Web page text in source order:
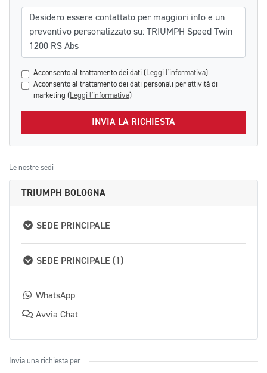
Messaggio
Acconsento al trattamento dei dati ( Leggi l'informativa)
Acconsento al trattamento dei dati personali per attività di
marketing ( Leggi l'informativa)
INVIA LA RICHIESTA
Le nostre sedi
TRIUMPH BOLOGNA
SEDE PRINCIPALE
SEDE PRINCIPALE (1)
WhatsApp
Avvia Chat
Invia una richiesta per